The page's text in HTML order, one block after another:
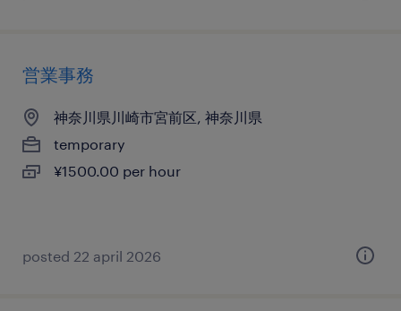
営業事務
神奈川県川崎市宮前区, 神奈川県
temporary
¥1500.00 per hour
posted 22 april 2026